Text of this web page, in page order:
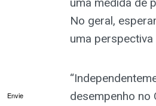
No geral,
uma perspectiva
desempenho no
Envie